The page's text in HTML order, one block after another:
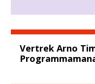
Vertrek Arno